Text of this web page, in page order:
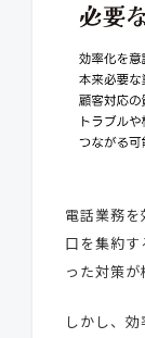
電話業務
口を集約
った対策が
しかし、